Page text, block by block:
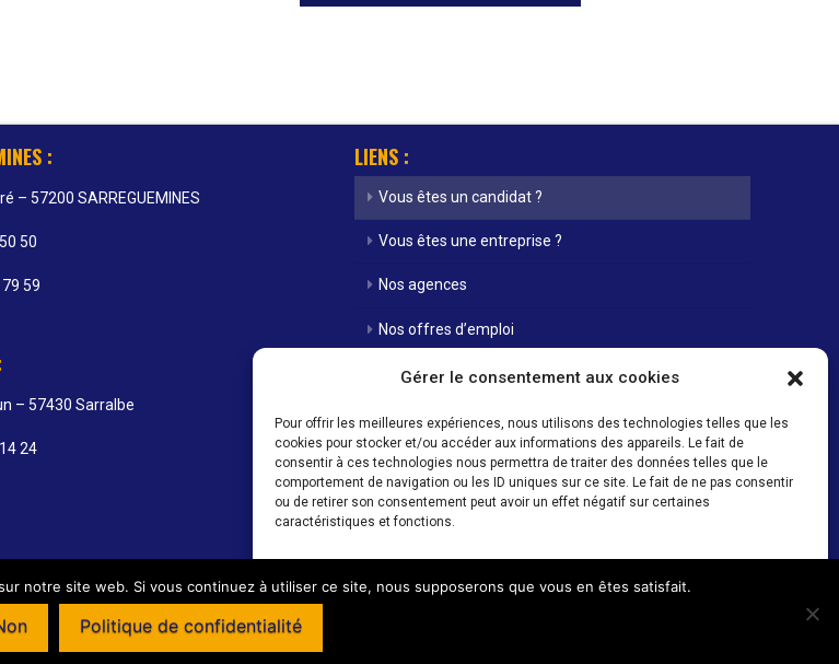
Gérer le consentement aux cookies
Pour offrir les meilleures expériences, nous utilisons des technologies telles que les
cookies pour stocker et/ou accéder aux informations des appareils. Le fait de
consentir à ces technologies nous permettra de traiter des données telles que le
comportement de navigation ou les ID uniques sur ce site. Le fait de ne pas consentir
ou de retirer son consentement peut avoir un effet négatif sur certaines
caractéristiques et fonctions.
Accepter Refuser Voir les préférences
:
– 57200 SARREGUEMINES
50
79 59
– 57430 Sarralbe
24
LIENS :
Vous êtes un candidat ?
Vous êtes une entreprise ?
Nos agences
Nos offres d’emploi
Actualités
Contact
Mentions Légales / Crédits
Politique de cookies (UE)
: Du lundi au vendredi 08h00 - 12h00 / 14h00 - 18h00
capital de 47 000 € - SIRET : 438 622 243 000 22 - Création et programmation de sites internet :
notre site web. Si vous continuez à utiliser ce site, nous supposerons que vous en êtes satisfait.
Politique de confidentialité